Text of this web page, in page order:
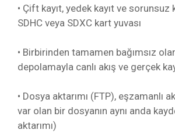
• Çift kayıt, yedek kayıt ve sorunsuz
SDHC veya SDXC kart yuvası
• Birbirinden tamamen bağımsız
depolamayla canlı akış ve gerçek
• Dosya aktarımı (FTP), eşzamanlı
var olan bir dosyanın aynı anda
aktarımı)